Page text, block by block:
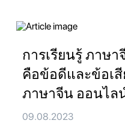
การเรียนรู้ ภาษ
คือข้อดีและข้อเสี
ภาษาจีน ออนไล
09.08.2023